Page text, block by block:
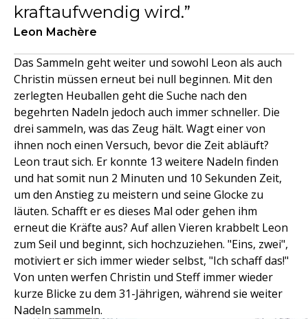
kraftaufwendig wird.
Leon Machère
Das Sammeln geht weiter und sowohl Leon als auch
Christin müssen erneut bei null beginnen. Mit den
zerlegten Heuballen geht die Suche nach den
begehrten Nadeln jedoch auch immer schneller. Die
drei sammeln, was das Zeug hält. Wagt einer von
ihnen noch einen Versuch, bevor die Zeit abläuft?
Leon traut sich. Er konnte 13 weitere Nadeln finden
und hat somit nun 2 Minuten und 10 Sekunden Zeit,
um den Anstieg zu meistern und seine Glocke zu
läuten. Schafft er es dieses Mal oder gehen ihm
erneut die Kräfte aus? Auf allen Vieren krabbelt Leon
zum Seil und beginnt, sich hochzuziehen. "Eins, zwei",
motiviert er sich immer wieder selbst, "Ich schaff das!"
Von unten werfen Christin und Steff immer wieder
kurze Blicke zu dem 31-Jährigen, während sie weiter
Nadeln sammeln.